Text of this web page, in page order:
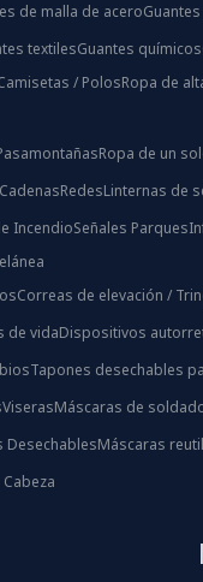
de malla de acero
textilesGuantes químicos
/ PolosRopa de
Ropa de un
RedesLinternas de
IncendioSeñales Parques
Correas de elevación /
de vidaDispositivos
Tapones desechables
ViserasMáscaras de
DesechablesMáscaras